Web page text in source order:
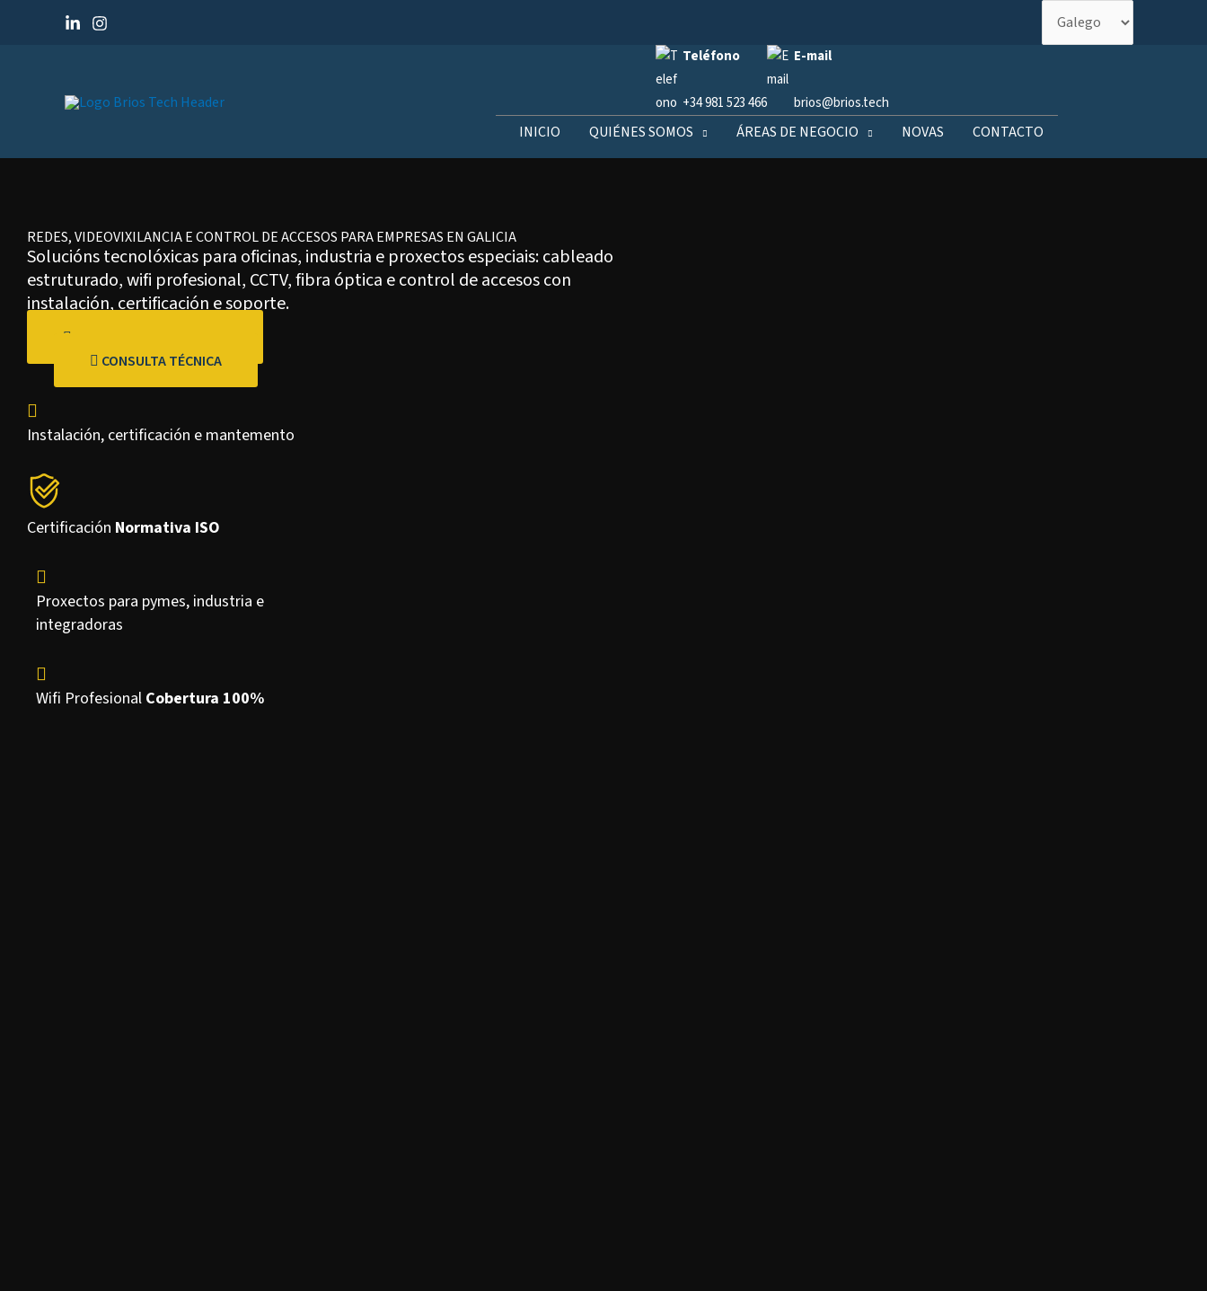
Teléfono
+34 981 523 466
E-mail
brios@brios.tech
INICIO QUIÉNES SOMOS ÁREAS DE NEGOCIO NOVAS CONTACTO
REDES, VIDEOVIXILANCIA E CONTROL DE ACCESOS PARA EMPRESAS EN GALICIA
Solucións tecnolóxicas para oficinas, industria e proxectos especiais: cableado
estruturado, wifi profesional, CCTV, fibra óptica e control de accesos con
instalación, certificación e soporte.
CONSULTA TÉCNICA
Instalación, certificación e mantemento
Certificación Normativa ISO
Proxectos para pymes, industria e
integradoras
Wifi Profesional Cobertura 100%